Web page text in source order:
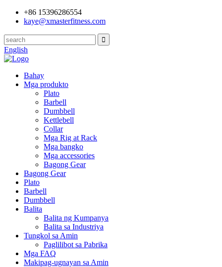
+86 15396286554
kaye@xmasterfitness.com
English
Bahay
Mga produkto
Plato
Barbell
Dumbbell
Kettlebell
Collar
Mga Rig at Rack
Mga bangko
Mga accessories
Bagong Gear
Bagong Gear
Plato
Barbell
Dumbbell
Balita
Balita ng Kumpanya
Balita sa Industriya
Tungkol sa Amin
Paglilibot sa Pabrika
Mga FAQ
Makipag-ugnayan sa Amin